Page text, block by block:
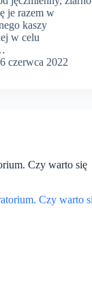
je razem w
kaszy
w celu
6 czerwca 2022
Czy warto się